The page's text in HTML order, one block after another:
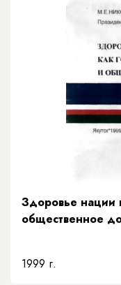
Здоровье нации
общественное
1999 г.